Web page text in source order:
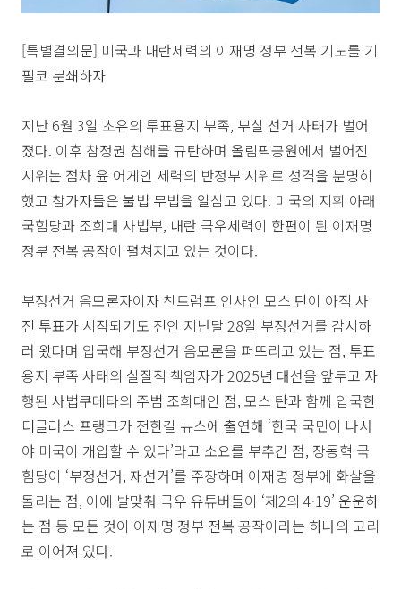
[특별결의문] 미국과 내란세력의 이재명 정부 전복 기도를 기
필코 분쇄하자
지난 6월 3일 초유의 투표용지 부족, 부실 선거 사태가 벌어
졌다. 이후 참정권 침해를 규탄하며 올림픽공원에서 벌어진
시위는 점차 윤 어게인 세력의 반정부 시위로 성격을 분명히
했고 참가자들은 불법 무법을 일삼고 있다. 미국의 지휘 아래
국힘당과 조희대 사법부, 내란 극우세력이 한편이 된 이재명
정부 전복 공작이 펼쳐지고 있는 것이다.
부정선거 음모론자이자 친트럼프 인사인 모스 탄이 아직 사
전 투표가 시작되기도 전인 지난달 28일 부정선거를 감시하
러 왔다며 입국해 부정선거 음모론을 퍼뜨리고 있는 점, 투표
용지 부족 사태의 실질적 책임자가 2025년 대선을 앞두고 자
행된 사법쿠데타의 주범 조희대인 점, 모스 탄과 함께 입국한
더글러스 프랭크가 전한길 뉴스에 출연해 ‘한국 국민이 나서
야 미국이 개입할 수 있다’라고 소요를 부추긴 점, 장동혁 국
힘당이 ‘부정선거, 재선거’를 주장하며 이재명 정부에 화살을
돌리는 점, 이에 발맞춰 극우 유튜버들이 ‘제2의 4·19’ 운운하
는 점 등 모든 것이 이재명 정부 전복 공작이라는 하나의 고리
로 이어져 있다.